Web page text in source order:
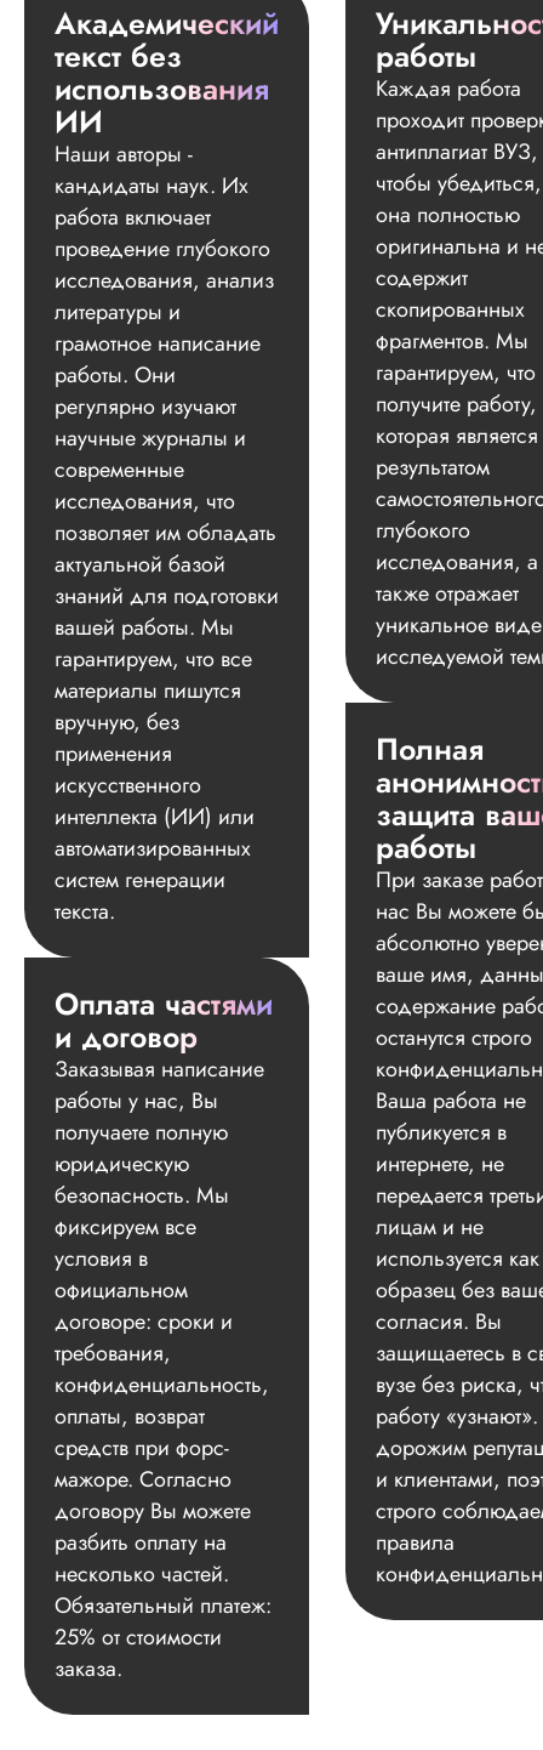
Академический
текст без
использования
ИИ
Наши авторы -
кандидаты наук. Их
работа включает
проведение глубокого
исследования, анализ
литературы и
грамотное написание
работы. Они
регулярно изучают
научные журналы и
современные
исследования, что
позволяет им обладать
актуальной базой
знаний для подготовки
вашей работы. Мы
гарантируем, что все
материалы пишутся
вручную, без
применения
искусственного
интеллекта (ИИ) или
автоматизированных
систем генерации
текста.
Оплата частями
и договор
Заказывая написание
работы у нас, Вы
получаете полную
юридическую
безопасность. Мы
фиксируем все
условия в
официальном
договоре: сроки и
требования,
конфиденциальность,
оплаты, возврат
средств при форс-
мажоре. Согласно
договору Вы можете
разбить оплату на
несколько частей.
Обязательный платеж:
25% от стоимости
заказа.
работы
Каждая работа
проходит
антиплагиат ВУЗ,
чтобы
она полностью
оригинальна и
содержит
скопированных
фрагментов. Мы
гарантируем,
получите работу,
которая является
результатом
глубокого
исследования, а
также отражает
уникальное
исследуемой
Полная
защита
работы
При заказе
нас Вы можете
абсолютно
ваше имя,
содержание
останутся строго
Ваша работа не
публикуется в
интернете, не
передается
лицам и не
используется как
образец без
согласия. Вы
защищаетесь в
вузе без риска,
работу
дорожим
и клиентами,
строго
правила